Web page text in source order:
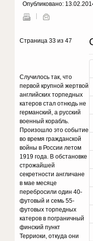
Опубликовано:
Страница 33 из 47
Случилось так, что
первой крупной жертвой
английских торпедных
катеров стал отнюдь не
германский, а русский
военный корабль.
Произошло это событие
во время гражданской
войны в России летом
1919 года. В обстановке
строжайшей
секретности англичане
в мае месяце
перебросили один 40-
футовый и семь 55-
футовых торпедных
катеров в пограничный
финский пункт
Терриоки, откуда они